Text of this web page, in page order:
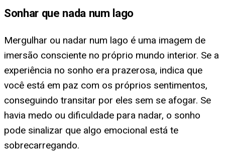
Sonhar que nada num lago
Mergulhar ou nadar num lago é uma imagem de
imersão consciente no próprio mundo interior. Se a
experiência no sonho era prazerosa, indica que
você está em paz com os próprios sentimentos,
conseguindo transitar por eles sem se afogar. Se
havia medo ou dificuldade para nadar, o sonho
pode sinalizar que algo emocional está te
sobrecarregando.